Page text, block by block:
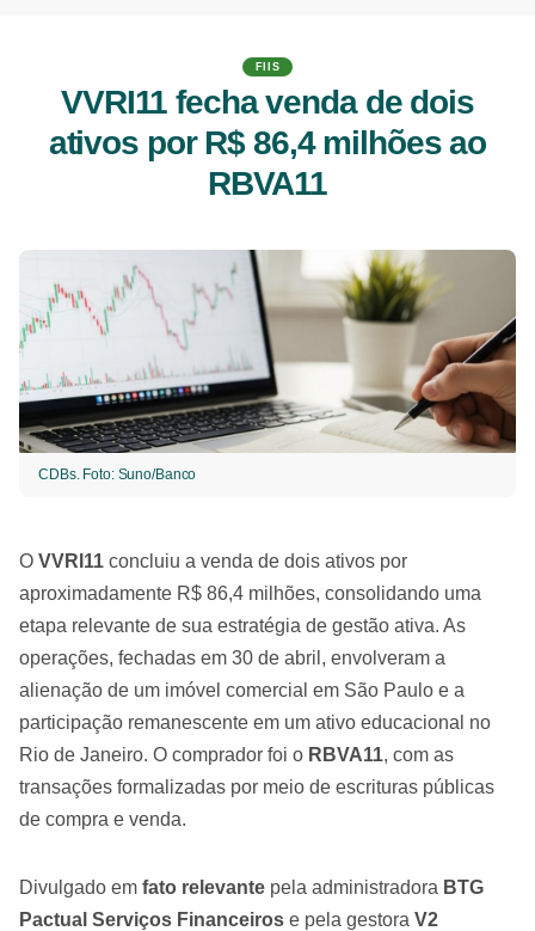
FIIS
VVRI11 fecha venda de dois
ativos por R$ 86,4 milhões ao
RBVA11
CDBs. Foto: Suno/Banco
O VVRI11 concluiu a venda de dois ativos por
aproximadamente R$ 86,4 milhões, consolidando uma
etapa relevante de sua estratégia de gestão ativa. As
operações, fechadas em 30 de abril, envolveram a
alienação de um imóvel comercial em São Paulo e a
participação remanescente em um ativo educacional no
Rio de Janeiro. O comprador foi o RBVA11, com as
transações formalizadas por meio de escrituras públicas
de compra e venda.
Divulgado em fato relevante pela administradora BTG
Pactual Serviços Financeiros e pela gestora V2